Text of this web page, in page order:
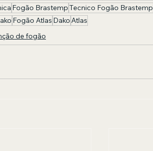
Fogão BrastempTecnico Fogão Brastemp
Fogão Atlas DakoAtlas
de fogão